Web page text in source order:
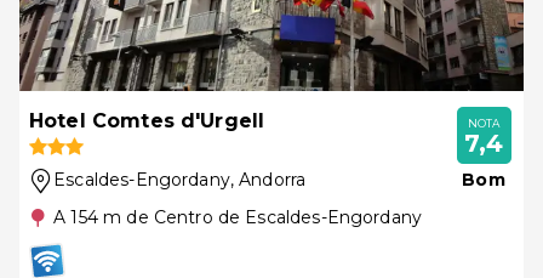
Hotel Comtes d'Urgell
Escaldes-Engordany, Andorra
A 154 m de Centro de Escaldes-Engordany
NOTA
7,4
Bom